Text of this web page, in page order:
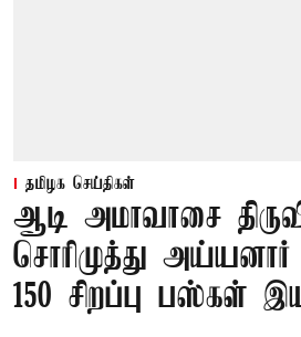
தமிழக செய்திகள்
ஆடி அமாவாசை
சொரிமுத்து அய்யனார்
150 சிறப்பு பஸ்கள்